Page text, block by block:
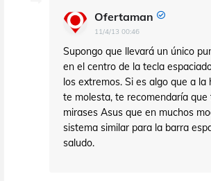
Ofertaman
11/4/13 00:46
Supongo que llevará un único
en el centro de la tecla
los extremos. Si es algo que a la
te molesta, te recomendaría que
mirases Asus que en muchos
sistema similar para la barra
saludo.